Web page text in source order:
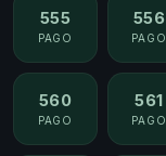
555
PAGO
556
PAGO
560
PAGO
561
PAGO